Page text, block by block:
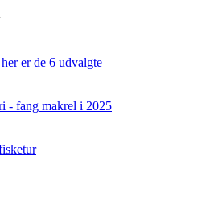
er de 6 udvalgte
- fang makrel i 2025